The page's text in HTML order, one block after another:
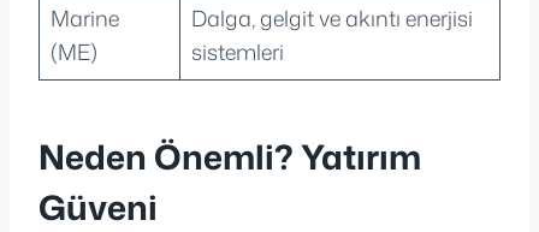
Marine
(ME)
Dalga, gelgit ve akıntı enerjisi
sistemleri
Neden Önemli? Yatırım
Güveni